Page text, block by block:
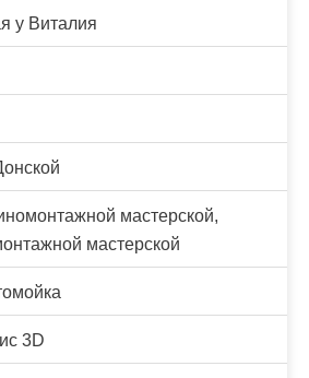
у Виталия
мастерской,
мастерской
3D